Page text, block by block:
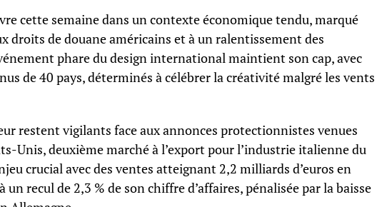
cette semaine dans un contexte économique tendu, marqué
droits de douane américains et à un ralentissement des
phare du design international maintient son cap, avec
de 40 pays, déterminés à célébrer la créativité malgré les vents
restent vigilants face aux annonces protectionnistes venues
Unis, deuxième marché à l’export pour l’industrie italienne du
crucial avec des ventes atteignant 2,2 milliards d’euros en
un recul de 2,3 % de son chiffre d’affaires, pénalisée par la baisse